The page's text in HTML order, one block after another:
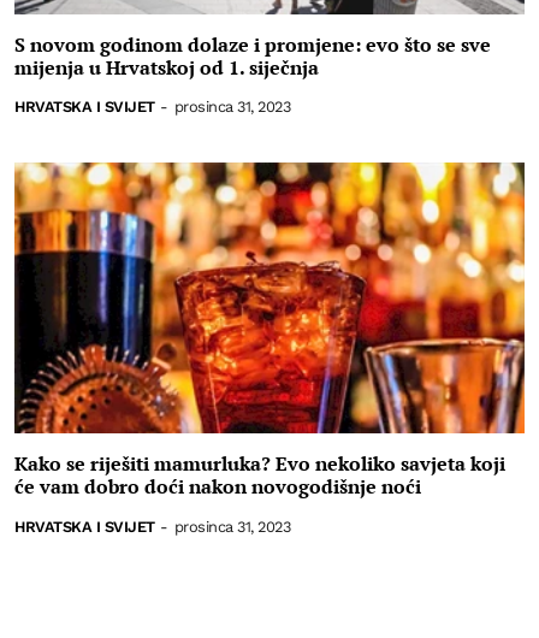
S novom godinom dolaze i promjene: evo što se sve
mijenja u Hrvatskoj od 1. siječnja
HRVATSKA I SVIJET - prosinca 31, 2023
Kako se riješiti mamurluka? Evo nekoliko savjeta koji
će vam dobro doći nakon novogodišnje noći
HRVATSKA I SVIJET - prosinca 31, 2023